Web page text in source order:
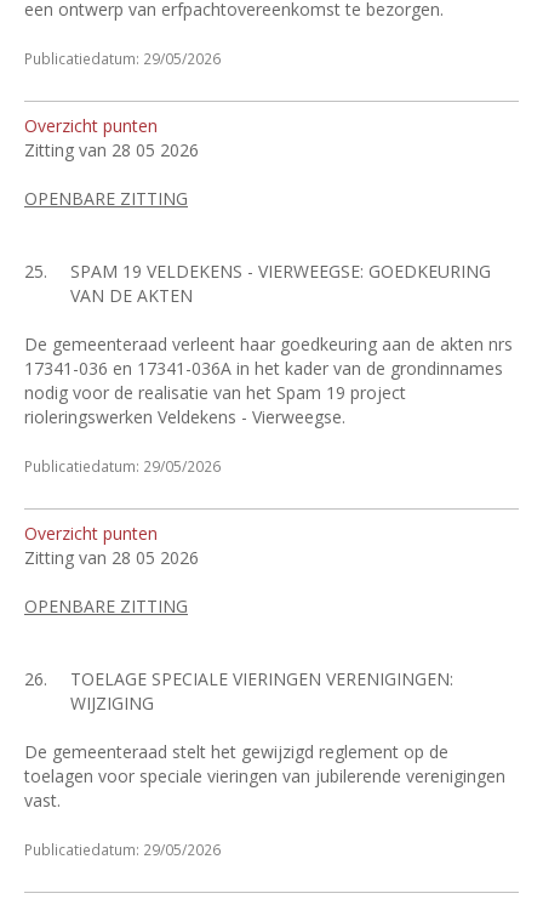
een ontwerp van erfpachtovereenkomst te bezorgen.
Publicatiedatum: 29/05/2026
Overzicht punten
Zitting van 28 05 2026
OPENBARE ZITTING
25.
SPAM 19 VELDEKENS - VIERWEEGSE: GOEDKEURING
VAN DE AKTEN
De gemeenteraad verleent haar goedkeuring aan de akten nrs
17341-036 en 17341-036A in het kader van de grondinnames
nodig voor de realisatie van het Spam 19 project
rioleringswerken Veldekens - Vierweegse.
Publicatiedatum: 29/05/2026
Overzicht punten
Zitting van 28 05 2026
OPENBARE ZITTING
26.
TOELAGE SPECIALE VIERINGEN VERENIGINGEN:
WIJZIGING
De gemeenteraad stelt het gewijzigd reglement op de
toelagen voor speciale vieringen van jubilerende verenigingen
vast.
Publicatiedatum: 29/05/2026